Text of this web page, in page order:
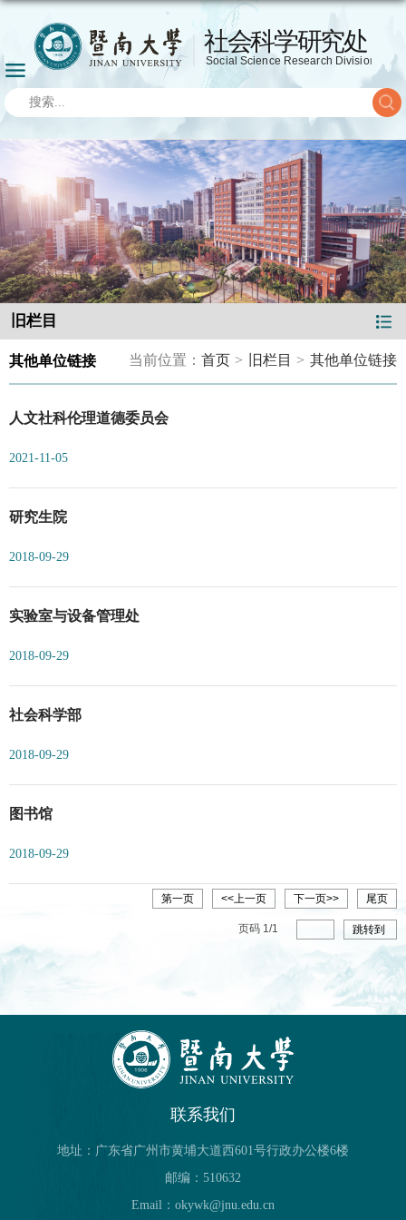
旧栏目
当前位置： 首页 > 旧栏目 > 其他单位链接
其他单位链接
人文社科伦理道德委员会
2021-11-05
研究生院
2018-09-29
实验室与设备管理处
2018-09-29
社会科学部
2018-09-29
图书馆
2018-09-29
第一页 <<上一页 下一页>> 尾页
页码 1/1 跳转到
联系我们
地址：广东省广州市黄埔大道西601号行政办公楼6楼
邮编：510632
Email：okywk@jnu.edu.cn